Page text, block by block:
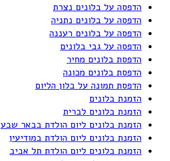
הדפסה על בלונים נצרת
הדפסה על בלונים נתניה
הדפסה על בלונים רעננה
הדפסה על גבי בלונים
הדפסת בלונים מחיר
הדפסת בלונים מכונה
הדפסת תמונה על בלון הליום
הזמנת בלונים
הזמנת בלונים לברית
הזמנת בלונים ליום הולדת בבאר שבע
הזמנת בלונים ליום הולדת במודיעין
הזמנת בלונים ליום הולדת תל אביב